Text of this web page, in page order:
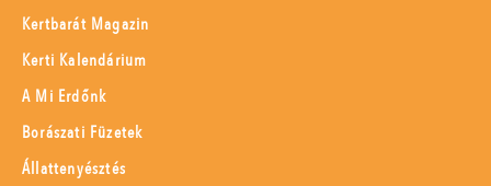
Kertbarát Magazin
Kerti Kalendárium
A Mi Erdőnk
Borászati Füzetek
Állattenyésztés